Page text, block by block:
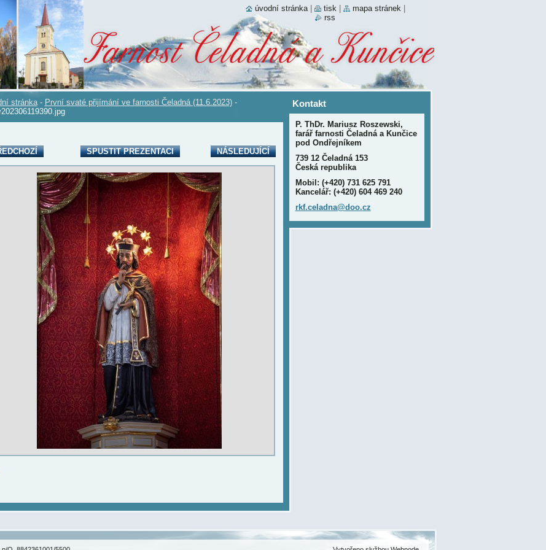
stránka - První svaté přijímání ve farnosti Čeladná (11.6.2023) -
SPUSTIT PREZENTACI NÁSLEDUJÍCÍ
Kontakt
P. ThDr. Mariusz Roszewski,
farář farnosti Čeladná a Kunčice
pod Ondřejníkem
739 12 Čeladná 153
Česká republika
Mobil: (+420) 731 625 791
Kancelář: (+420) 604 469 240
rkf.celadna@doo.cz
úvodní stránka tisk mapa stránek
rss